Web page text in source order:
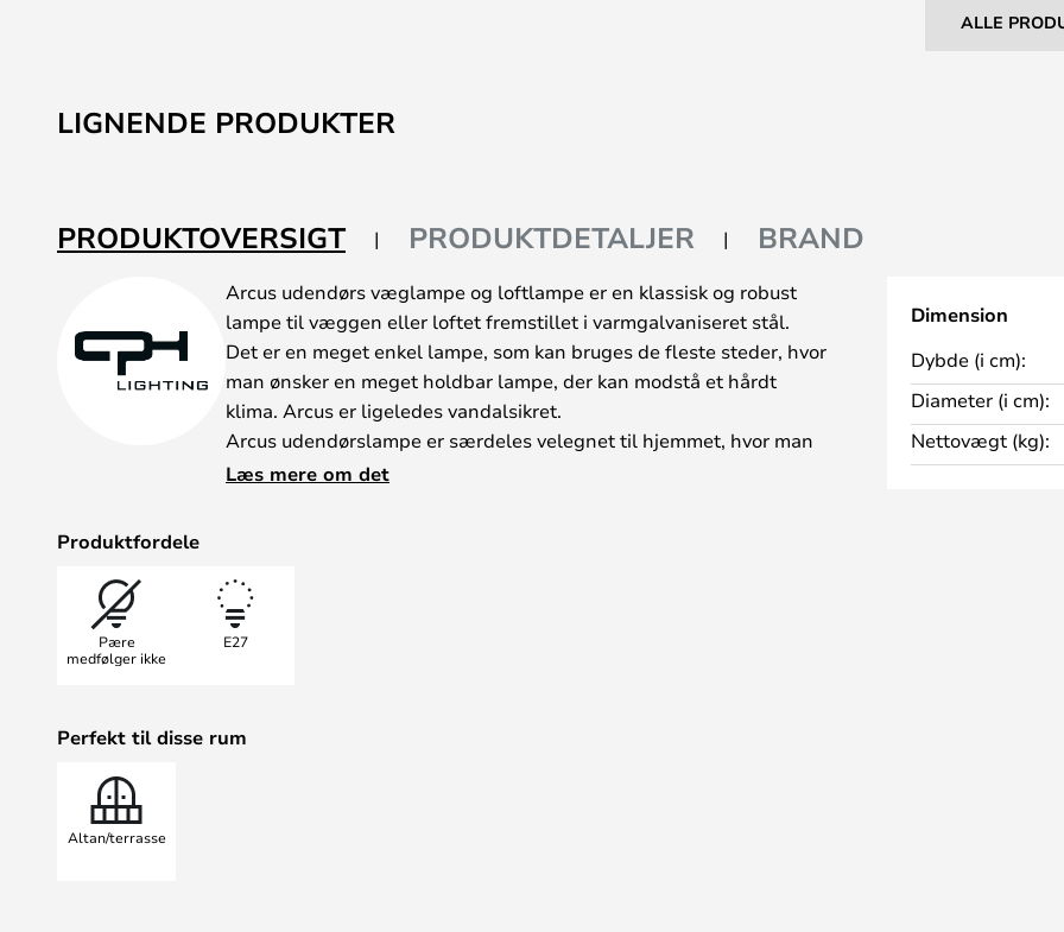
ALLE
LIGNENDE PRODUKTER
PRODUKTOVERSIGT PRODUKTDETALJER BRAND
Arcus udendørs væglampe og loftlampe er en klassisk og robust
lampe til væggen eller loftet fremstillet i varmgalvaniseret stål.
Det er en meget enkel lampe, som kan bruges de fleste steder, hvor
man ønsker en meget holdbar lampe, der kan modstå et hårdt
klima. Arcus er ligeledes vandalsikret.
Arcus udendørslampe er særdeles velegnet til hjemmet, hvor man
ønsker et klassisk og lidt råt look.
Læs mere om det
Produktfordele
Pære
medfølger ikke
E27
Perfekt til disse rum
Altan/terrasse
Dimension
Dybde (i cm):
Diameter (i cm):
Nettovægt (kg):